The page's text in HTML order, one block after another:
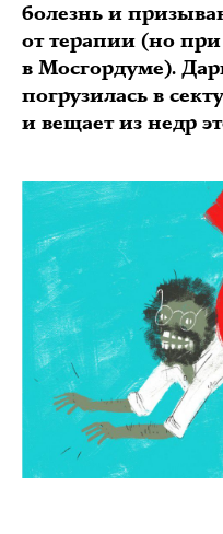
болезнь и
от терапии (но
в Мосгордуме).
погрузилась в
и вещает из недр